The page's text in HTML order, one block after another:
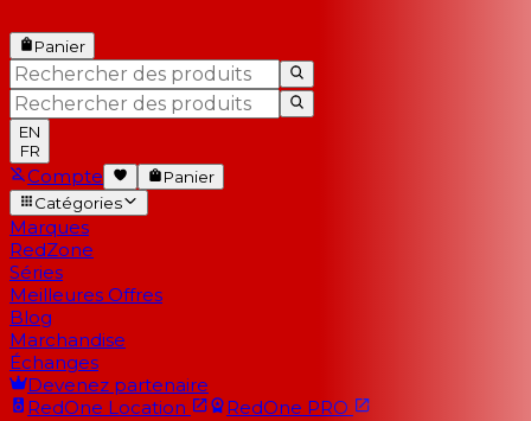
Panier
EN
FR
Compte
Panier
Catégories
Marques
RedZone
Séries
Meilleures Offres
Blog
Marchandise
Échanges
Devenez partenaire
RedOne Location RedOne PRO